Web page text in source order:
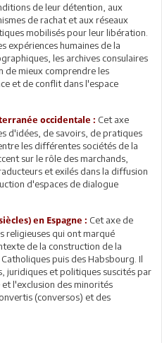
de leur détention, aux
de rachat et aux réseaux
mobilisés pour leur libération.
expériences humaines de la
les archives consulaires
de mieux comprendre les
et de conflit dans l'espace
occidentale : Cet axe
d'idées, de savoirs, de pratiques
les différentes sociétés de la
sur le rôle des marchands,
et exilés dans la diffusion
d'espaces de dialogue
en Espagne : Cet axe de
religieuses qui ont marqué
de la construction de la
puis des Habsbourg. Il
juridiques et politiques suscités par
l'exclusion des minorités
(conversos) et des